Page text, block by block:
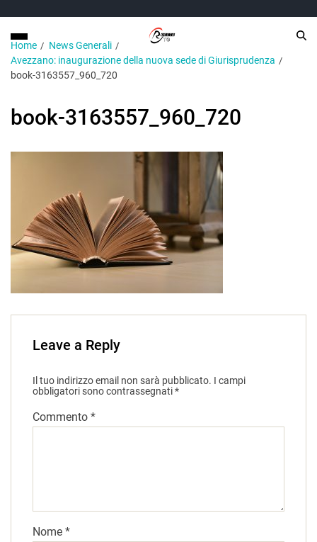
Home
News Generali
Avezzano: inaugurazione della nuova sede di Giurisprudenza
book-3163557_960_720
book-3163557_960_720
Leave a Reply
Il tuo indirizzo email non sarà pubblicato. I campi
obbligatori sono contrassegnati*
Commento *
Nome *